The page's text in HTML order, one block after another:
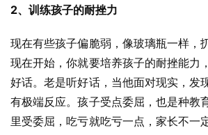
2、训练孩子的耐挫力
现在有些孩子偏脆弱，像玻璃瓶一样，
现在开始，你就要培养孩子的耐挫能力
好话。老是听好话，当他面对现实，发
有极端反应。孩子受点委屈，也是种教
里受委屈，吃亏就吃亏一点，家长不一